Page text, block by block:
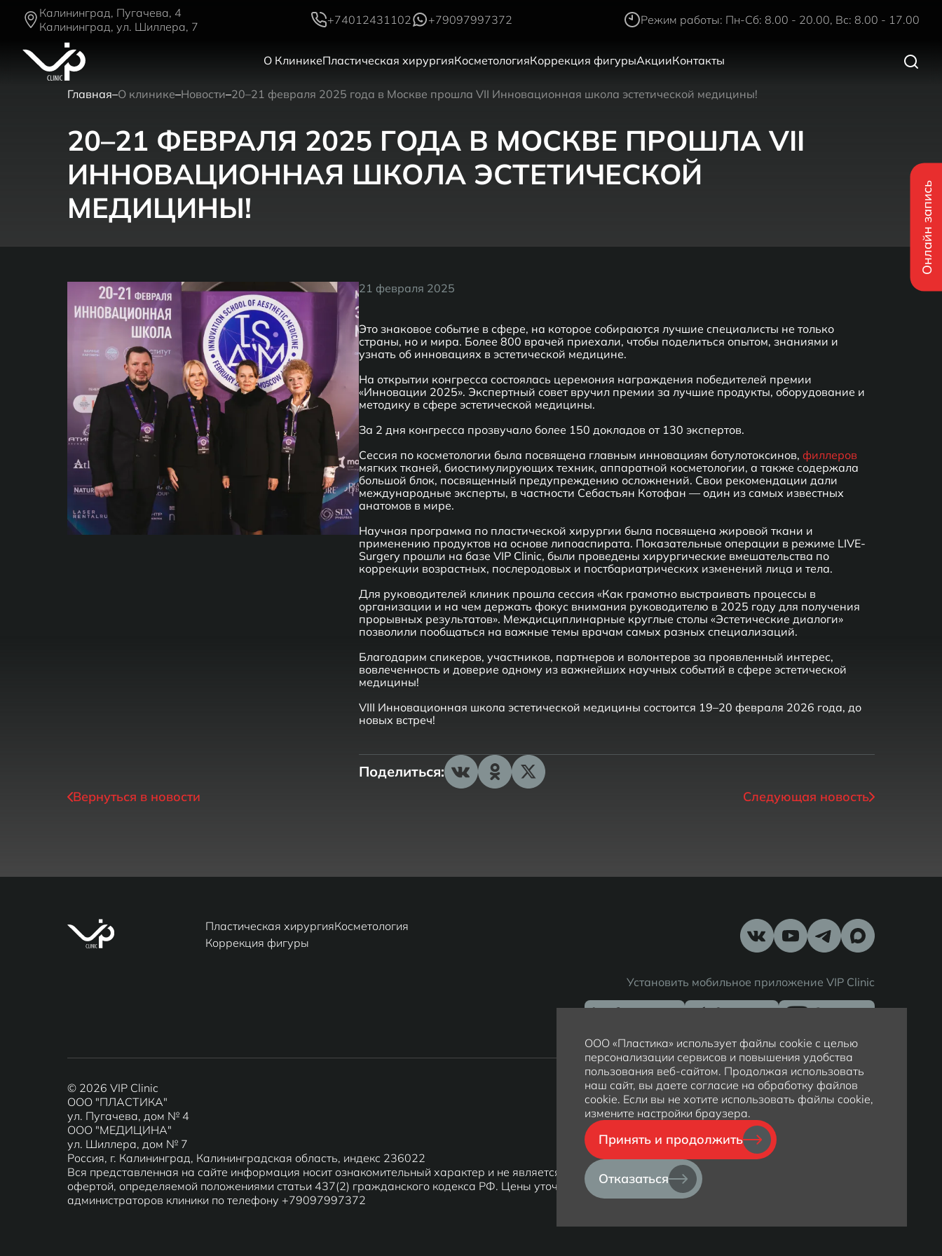
Калининград, Пугачева, 4
Калининград, ул. Шиллера, 7
+74012431102 +79097997372 Режим работы: Пн-Сб: 8.00 - 20.00, Вс: 8.00 - 17.00
О КлиникеПластическая хирургияКосметологияКоррекция фигурыАкцииКонтакты
Главная О клинике Новости 20–21 февраля 2025 года в Москве прошла VII Инновационная школа эстетической медицины!
20–21 ФЕВРАЛЯ 2025 ГОДА В МОСКВЕ ПРОШЛА VII
ИННОВАЦИОННАЯ ШКОЛА ЭСТЕТИЧЕСКОЙ
МЕДИЦИНЫ!
Онлайн запись
ООО «Пластика» использует файлы cookie с целью
персонализации сервисов и повышения удобства
пользования веб-сайтом. Продолжая использовать
наш сайт, вы даете согласие на обработку файлов
cookie. Если вы не хотите использовать файлы cookie,
измените настройки браузера.
Принять и продолжить
Отказаться
21 февраля 2025
Это знаковое событие в сфере, на которое собираются лучшие специалисты не только
страны, но и мира. Более 800 врачей приехали, чтобы поделиться опытом, знаниями и
узнать об инновациях в эстетической медицине.
На открытии конгресса состоялась церемония награждения победителей премии
«Инновации 2025». Экспертный совет вручил премии за лучшие продукты, оборудование и
методику в сфере эстетической медицины.
За 2 дня конгресса прозвучало более 150 докладов от 130 экспертов.
Сессия по косметологии была посвящена главным инновациям ботулотоксинов, филлеров
мягких тканей, биостимулирующих техник, аппаратной косметологии, а также содержала
большой блок, посвященный предупреждению осложнений. Свои рекомендации дали
международные эксперты, в частности Себастьян Котофан — один из самых известных
анатомов в мире.
Научная программа по пластической хирургии была посвящена жировой ткани и
применению продуктов на основе липоаспирата. Показательные операции в режиме LIVE-
Surgery прошли на базе VIP Clinic, были проведены хирургические вмешательства по
коррекции возрастных, послеродовых и постбариатрических изменений лица и тела.
Для руководителей клиник прошла сессия «Как грамотно выстраивать процессы в
организации и на чем держать фокус внимания руководителю в 2025 году для получения
прорывных результатов». Междисциплинарные круглые столы «Эстетические диалоги»
позволили пообщаться на важные темы врачам самых разных специализаций.
Благодарим спикеров, участников, партнеров и волонтеров за проявленный интерес,
вовлеченность и доверие одному из важнейших научных событий в сфере эстетической
медицины!
VIII Инновационная школа эстетической медицины состоится 19–20 февраля 2026 года, до
новых встреч!
Поделиться:
Вернуться в новости Следующая новость
Пластическая хирургияКосметология
Коррекция фигуры
Установить мобильное приложение VIP Clinic
© 2026 VIP Clinic
ООО "ПЛАСТИКА"
ул. Пугачева, дом № 4
ООО "МЕДИЦИНА"
ул. Шиллера, дом № 7
Россия, г. Калининград, Калининградская область, индекс 236022
Вся представленная на сайте информация носит ознакомительный характер и не является публичной
офертой, определяемой положениями статьи 437(2) гражданского кодекса РФ. Цены уточняйте у
администраторов клиники по телефону +79097997372
Политика обработки персональных данных
Политика конфиденциальности
Карта сайта
Создание сайта -